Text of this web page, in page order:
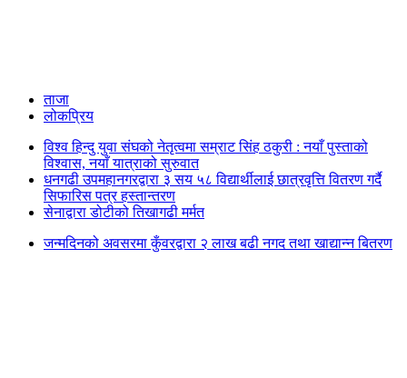
ताजा
लोकप्रिय
विश्व हिन्दु युवा संघको नेतृत्वमा सम्राट सिंह ठकुरी : नयाँ पुस्ताको
विश्वास, नयाँ यात्राको सुरुवात
धनगढी उपमहानगरद्वारा ३ सय ५८ विद्यार्थीलाई छात्रवृत्ति वितरण गर्दै
सिफारिस पत्र हस्तान्तरण
सेनाद्वारा डोटीको तिखागढी मर्मत
जन्मदिनको अवसरमा कुँवरद्वारा २ लाख बढी नगद तथा खाद्यान्न बितरण